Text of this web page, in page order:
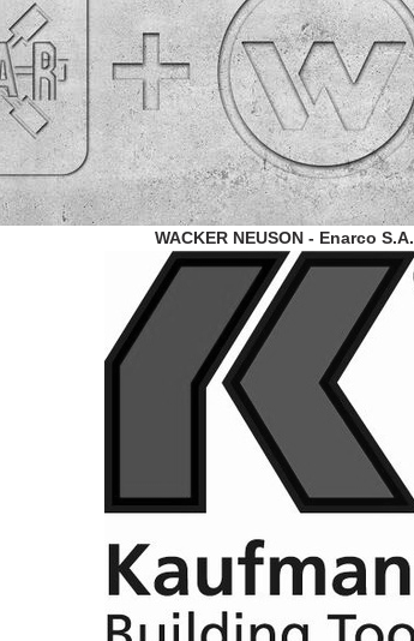
WACKER NEUSON - Enarco S.A.